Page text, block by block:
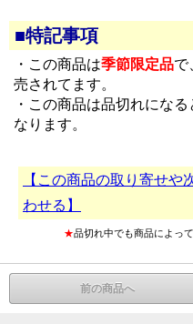
■特記事項
・この商品は季節限定品で
売されてます。
・この商品は品切れにな
なります。
【この商品の取り寄せ
わせる】
★品切れ中でも商品によっ
前の商品へ